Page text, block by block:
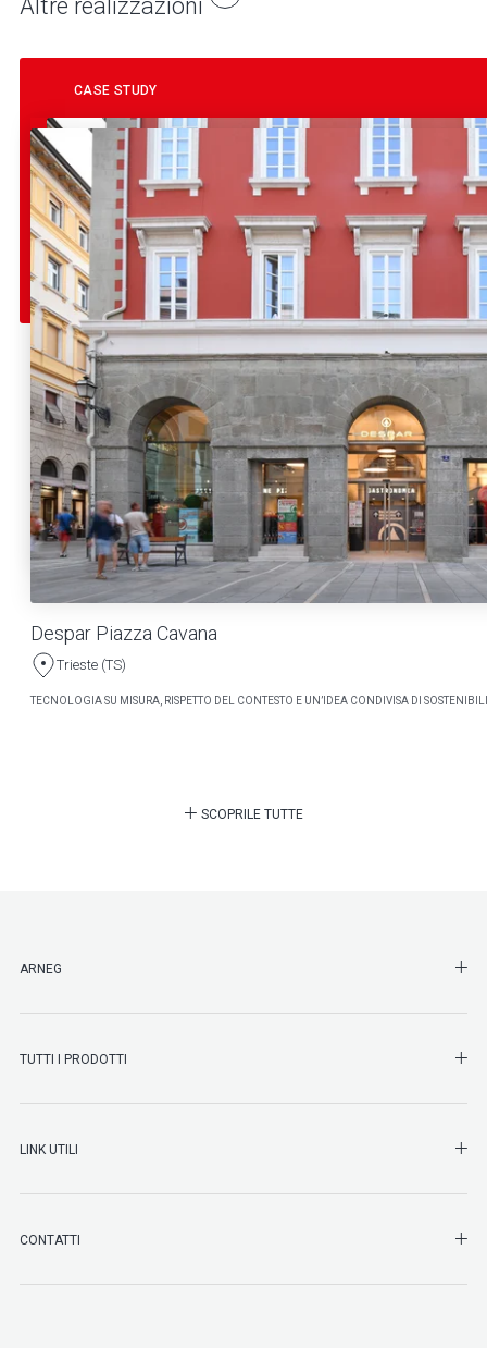
Altre realizzazioni
CASE STUDY
Despar Piazza Cavana
Trieste (TS)
TECNOLOGIA SU MISURA, RISPETTO DEL CONTESTO E UN’IDEA CONDIVISA DI
SCOPRILE TUTTE
ARNEG
TUTTI I PRODOTTI
LINK UTILI
CONTATTI